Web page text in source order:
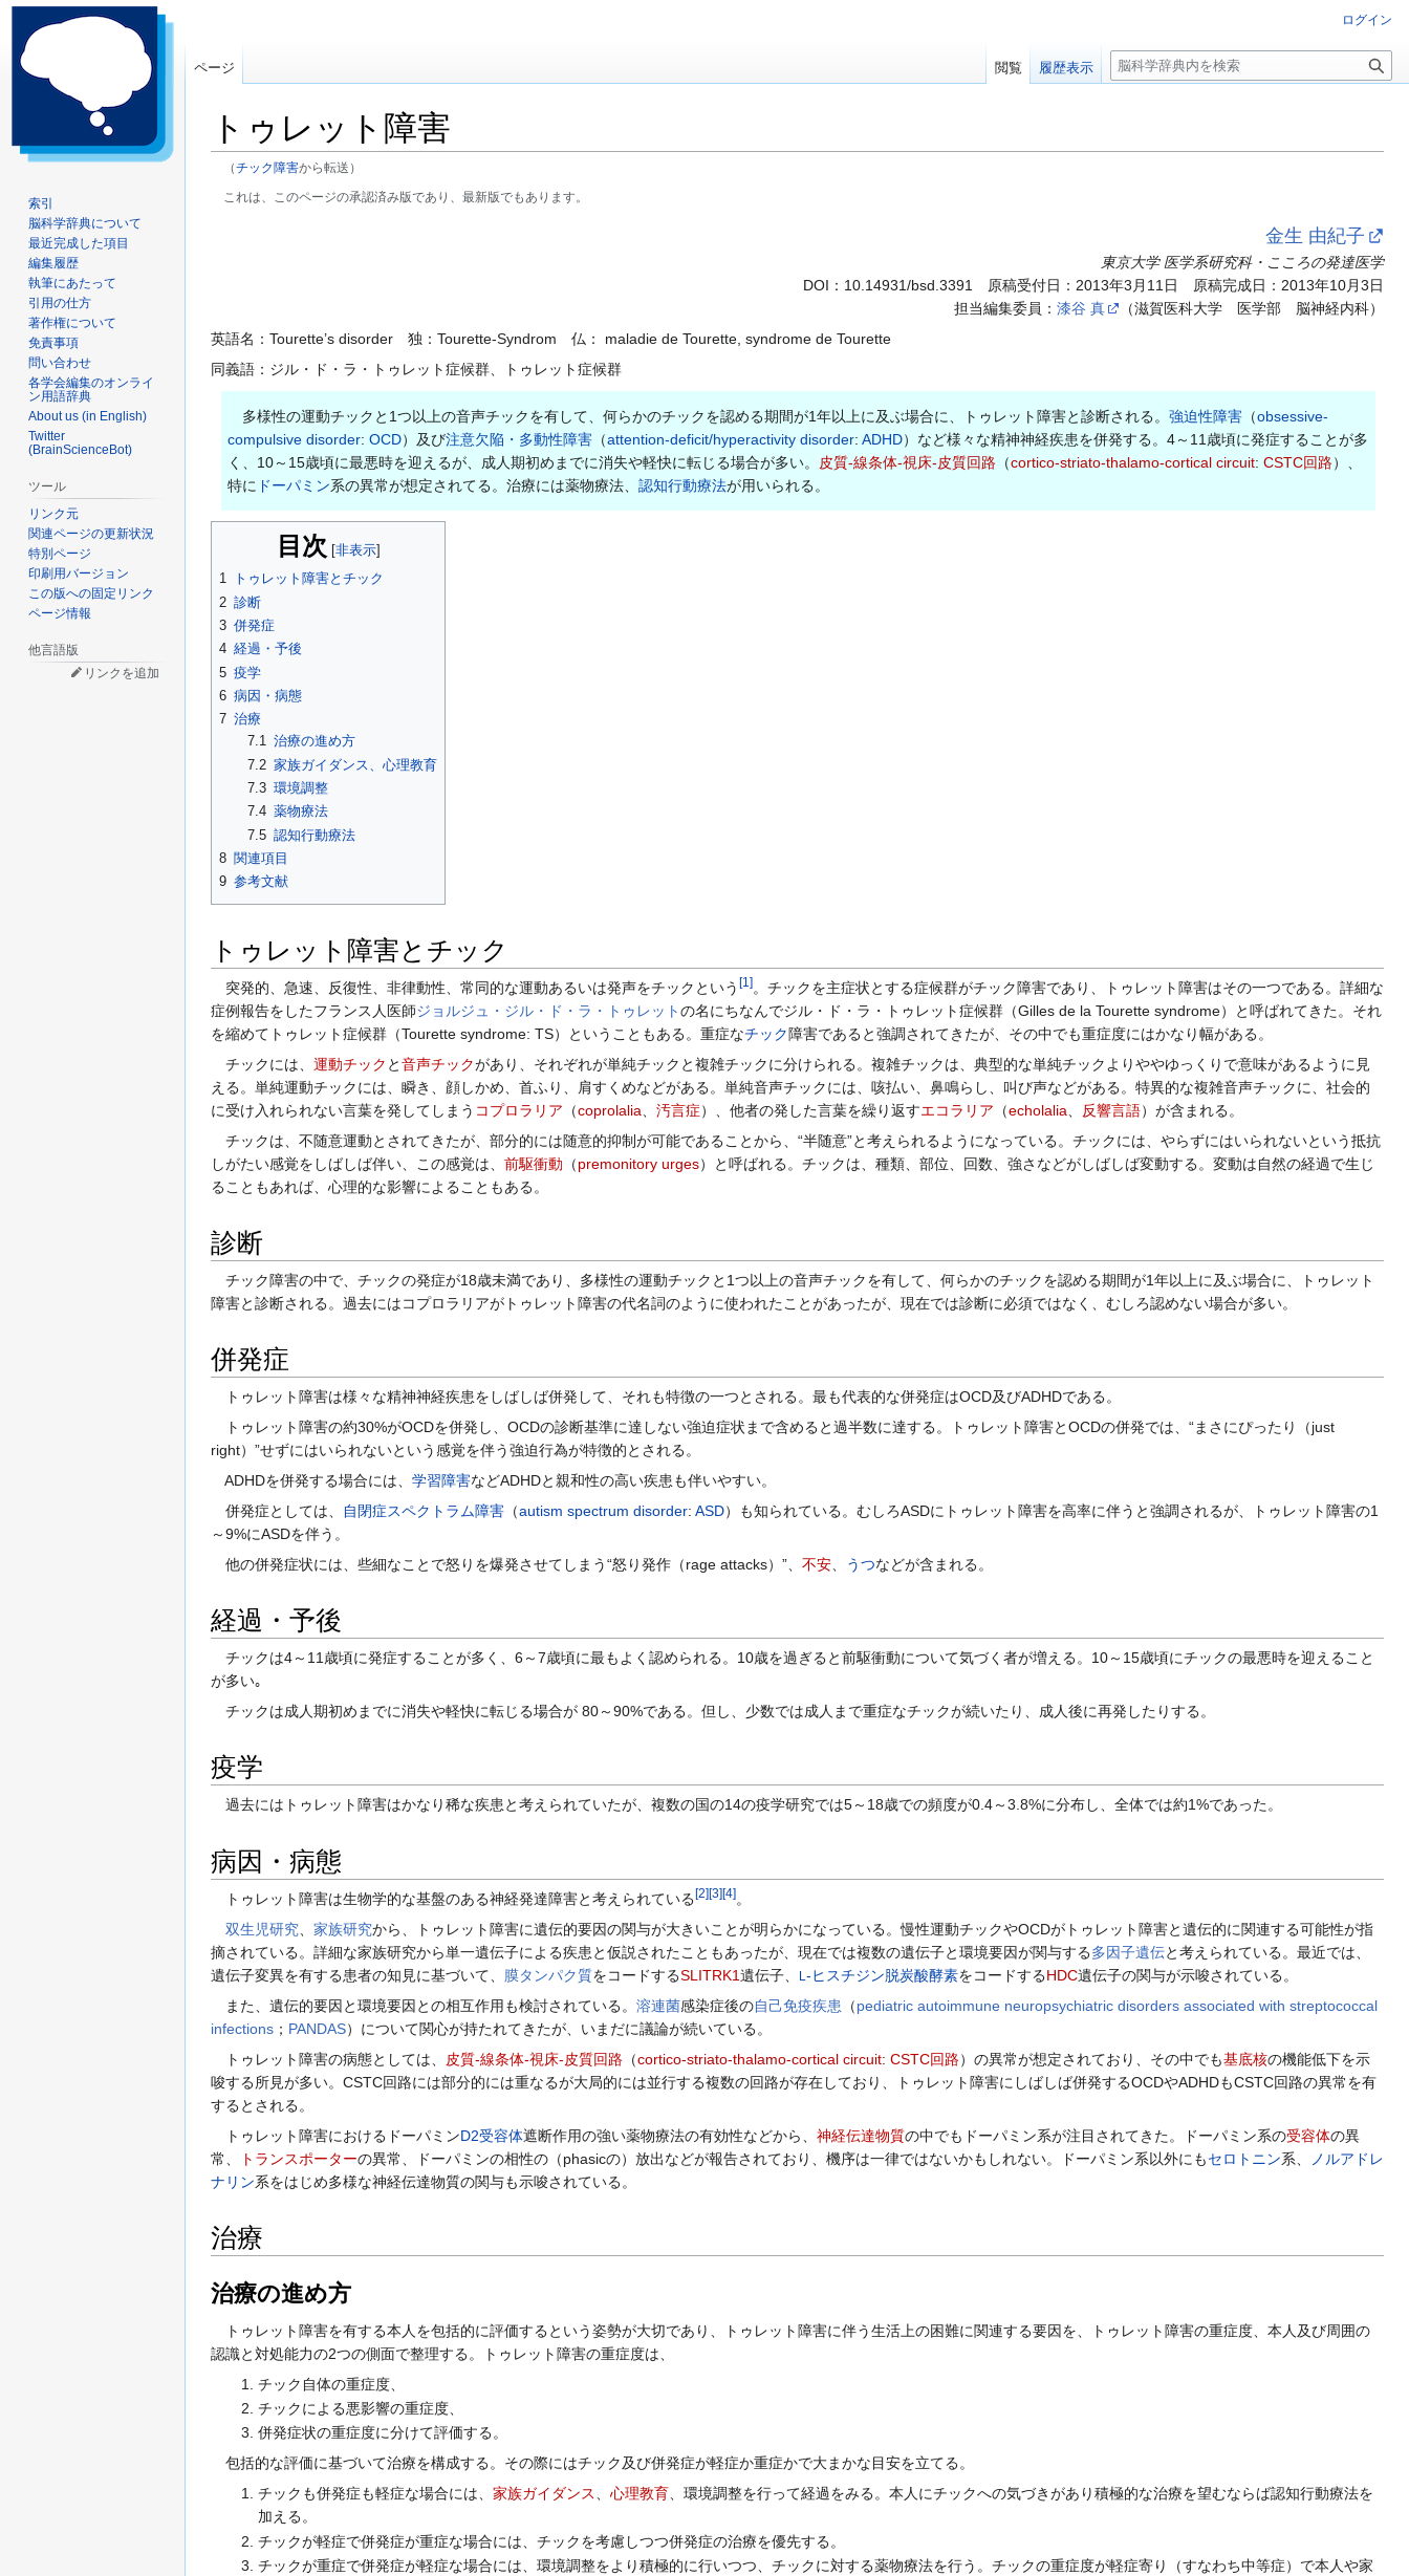
トゥレット障害
（チック障害から転送）
これは、このページの承認済み版であり、最新版でもあります。
ョ
ン
に
金生 由紀子
東京大学 医学系研究科・こころの発達医学
DOI： 10.14931/bsd.3391 原稿受付日：2013年3月11日 原稿完成日：2013年10月3日
担当編集委員： 漆谷 真
（滋賀医科大学 医学部 脳神経内科）
英語名：Tourette’s disorder 独：Tourette-Syndrom 仏： maladie de Tourette, syndrome de Tourette
同義語：ジル・ド・ラ・トゥレット症候群、トゥレット症候群
多様性の運動チックと1つ以上の音声チックを有して、何らかのチックを認める期間が1年以上に及ぶ場合に、トゥレット障害と診断される。 強迫性障害 （obsessive-
compulsive disorder: OCD）及び注意欠陥・多動性障害 （attention-deficit/hyperactivity disorder: ADHD）など様々な精神神経疾患を併発する。4～11歳頃に発症することが多
く、10～15歳頃に最悪時を迎えるが、成人期初めまでに消失や軽快に転じる場合が多い。 皮質-線条体-視床-皮質回路 （cortico-striato-thalamo-cortical circuit: CSTC回路）、
特に ドーパミン系の異常が想定されてる。治療には薬物療法、 認知行動療法が用いられる。
目次
1
トゥレット障害とチック
2 診断
3 併発症
4 経過・予後
5 疫学
6 病因・病態
7 治療
7.1 治療の進め方
7.2 家族ガイダンス、心理教育
7.3 環境調整
7.4 薬物療法
7.5 認知行動療法
8 関連項目
9 参考文献
トゥレット障害とチック
突発的、急速、反復性、非律動性、常同的な運動あるいは発声をチックという [1 ]。チックを主症状とする症候群がチック障害であり、トゥレット障害はその一つである。詳細な
症例報告をしたフランス人医師ジョルジュ・ジル・ド・ラ・トゥレットの名にちなんでジル・ド・ラ・トゥレット症候群（Gilles de la Tourette syndrome）と呼ばれてきた。それ
を縮めてトゥレット症候群（Tourette syndrome: TS）ということもある。重症なチック障害であると強調されてきたが、その中でも重症度にはかなり幅がある。
チックには、 運動チック と音声チックがあり、それぞれが単純チックと複雑チックに分けられる。複雑チックは、典型的な単純チックよりややゆっくりで意味があるように見
える。単純運動チックには、瞬き、顔しかめ、首ふり、肩すくめなどがある。単純音声チックには、咳払い、鼻鳴らし、叫び声などがある。特異的な複雑音声チックに、社会的
に受け入れられない言葉を発してしまう コプロラリア （coprolalia 汚言症）、他者の発した言葉を繰り返すエコラリア （echolalia 反響言語）が含まれる。
チックは、不随意運動とされてきたが、部分的には随意的抑制が可能であることから、“半随意”と考えられるようになっている。チックには、やらずにはいられないという抵抗
しがたい感覚をしばしば伴い、この感覚は、 前駆衝動 （premonitory urges）と呼ばれる。チックは、種類、部位、回数、強さなどがしばしば変動する。変動は自然の経過で生じ
ることもあれば、心理的な影響によることもある。
診断
チック障害の中で、チックの発症が18歳未満であり、多様性の運動チックと1つ以上の音声チックを有して、何らかのチックを認める期間が1年以上に及ぶ場合に、トゥレット
障害と診断される。過去にはコプロラリアがトゥレット障害の代名詞のように使われたことがあったが、現在では診断に必須ではなく、むしろ認めない場合が多い。
併発症
トゥレット障害は様々な精神神経疾患をしばしば併発して、それも特徴の一つとされる。最も代表的な併発症はOCD及びADHDである。
トゥレット障害の約30%がOCDを併発し、OCDの診断基準に達しない強迫症状まで含めると過半数に達する。トゥレット障害とOCDの併発では、“まさにぴったり（just
right）”せずにはいられないという感覚を伴う強迫行為が特徴的とされる。
ADHDを併発する場合には、 学習障害などADHDと親和性の高い疾患も伴いやすい。
併発症としては、
自閉症スペクトラム障害 （autism spectrum disorder: ASD）も知られている。むしろASDにトゥレット障害を高率に伴うと強調されるが、トゥレット障害の1
～9%にASDを伴う。
他の併発症状には、些細なことで怒りを爆発させてしまう“怒り発作（rage attacks）”、 不安 うつなどが含まれる。
経過・予後
チックは4～11歳頃に発症することが多く、6～7歳頃に最もよく認められる。10歳を過ぎると前駆衝動について気づく者が増える。10～15歳頃にチックの最悪時を迎えること
が多い｡
チックは成人期初めまでに消失や軽快に転じる場合が 80～90%である。但し、少数では成人まで重症なチックが続いたり、成人後に再発したりする。
疫学
過去にはトゥレット障害はかなり稀な疾患と考えられていたが、複数の国の14の疫学研究では5～18歳での頻度が0.4～3.8%に分布し、全体では約1%であった。
病因・病態
トゥレット障害は生物学的な基盤のある神経発達障害と考えられている[2][3][4]。
双生児研究
家族研究から、トゥレット障害に遺伝的要因の関与が大きいことが明らかになっている。慢性運動チックやOCDがトゥレット障害と遺伝的に関連する可能性が指
摘されている。詳細な家族研究から単一遺伝子による疾患と仮説されたこともあったが、現在では複数の遺伝子と環境要因が関与する多因子遺伝と考えられている。最近では、
遺伝子変異を有する患者の知見に基づいて、 膜タンパク質をコードするSLITRK1遺伝子、 L ‑ヒスチジン脱炭酸酵素をコードするHDC遺伝子の関与が示唆されている。
また、遺伝的要因と環境要因との相互作用も検討されている。 溶連菌感染症後の自己免疫疾患 （pediatric autoimmune neuropsychiatric disorders associated with streptococcal
infections ； PANDAS）について関心が持たれてきたが、いまだに議論が続いている。
トゥレット障害の病態としては、
皮質-線条体-視床-皮質回路 （cortico-striato-thalamo-cortical circuit: CSTC回路）の異常が想定されており、その中でも基底核の機能低下を示
唆する所見が多い。CSTC回路には部分的には重なるが大局的には並行する複数の回路が存在しており、トゥレット障害にしばしば併発するOCDやADHDもCSTC回路の異常を有
するとされる。
トゥレット障害におけるドーパミンD2受容体遮断作用の強い薬物療法の有効性などから、 神経伝達物質の中でもドーパミン系が注目されてきた。ドーパミン系の受容体の異
常、
トランスポーターの異常、ドーパミンの相性の（phasicの）放出などが報告されており、機序は一律ではないかもしれない。ドーパミン系以外にもセロトニン系、
ノルアドレ
ナリン系をはじめ多様な神経伝達物質の関与も示唆されている。
治療
治療の進め方
トゥレット障害を有する本人を包括的に評価するという姿勢が大切であり、トゥレット障害に伴う生活上の困難に関連する要因を、トゥレット障害の重症度、本人及び周囲の
認識と対処能力の2つの側面で整理する。トゥレット障害の重症度は、
チック自体の重症度、
チックによる悪影響の重症度、
併発症状の重症度に分けて評価する。
包括的な評価に基づいて治療を構成する。その際にはチック及び併発症が軽症か重症かで大まかな目安を立てる。
チックも併発症も軽症な場合には、 家族ガイダンス、 心理教育、環境調整を行って経過をみる。本人にチックへの気づきがあり積極的な治療を望むならば認知行動療法を
加える。
チックが軽症で併発症が重症な場合には、チックを考慮しつつ併発症の治療を優先する。
チックが重症で併発症が軽症な場合には、環境調整をより積極的に行いつつ、チックに対する薬物療法を行う。チックの重症度が軽症寄り（すなわち中等症）で本人や家
ログイン
ページ 閲覧 履歴表示
検
索
索引
脳科学辞典について
最近完成した項目
編集履歴
執筆にあたって
引用の仕方
著作権について
免責事項
問い合わせ
各学会編集のオンライ
ン用語辞典
About us (in English)
Twitter
(BrainScienceBot)
ツール
リンク元
関連ページの更新状況
特別ページ
印刷用バージョン
この版への固定リンク
ページ情報
他言語版
リンクを追加